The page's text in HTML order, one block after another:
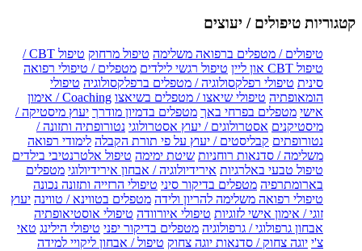
קטגוריות טיפולים / יעוצים
טיפולים / מטפלים ברפואה משלימה טיפול מרחוק
טיפול CBT /
טיפול CBT און ליין
טיפול רגשי לילדים מטפלים / טיפולי רפואה
סינית טיפולי רפלקסולוגיה / מטפלים ברפלקסולוגיה טיפולי
הומאופתיה טיפולי שיאצו / מטפלים בשיאצו
Coaching / אימון
אישי מטפלים בפרחי באך מטפלים בדמיון מודרך יעוץ מיסטיקה /
מיסטיקנים אסטרולוגים / יעוץ אסטרולוגי נטורופתיה ותזונה /
נטורופתים קבליסטים / יעוץ על פי תורת הקבלה לימודי רפואה
משלימה / סדנאות רוחניות שיטת ימימה טיפול אלטרנטיבי בילדים
טיפול טבעי באלרגיות אירידיולוגיה / אבחון אירידיולוגי מטפלים
בארומתרפיה מטפלים בדיקור סיני טיפולי הרזייה ותזונה נכונה
טיפולי רפואה משלימה להריון ולידה מטפלים בטווינא / טווינה יעוץ
זוגי / אימון אישי לזוגיות טיפולי איורוודה טיפולי אוסטיאופתיה
אבחון גרפולוגי / גרפולוגיה מטפלים בדיקור יפני טיפולי הילינג טאי
צ'י יוגה צחוק / סדנאות יוגה צחוק טיפול / אבחון ליקויי למידה